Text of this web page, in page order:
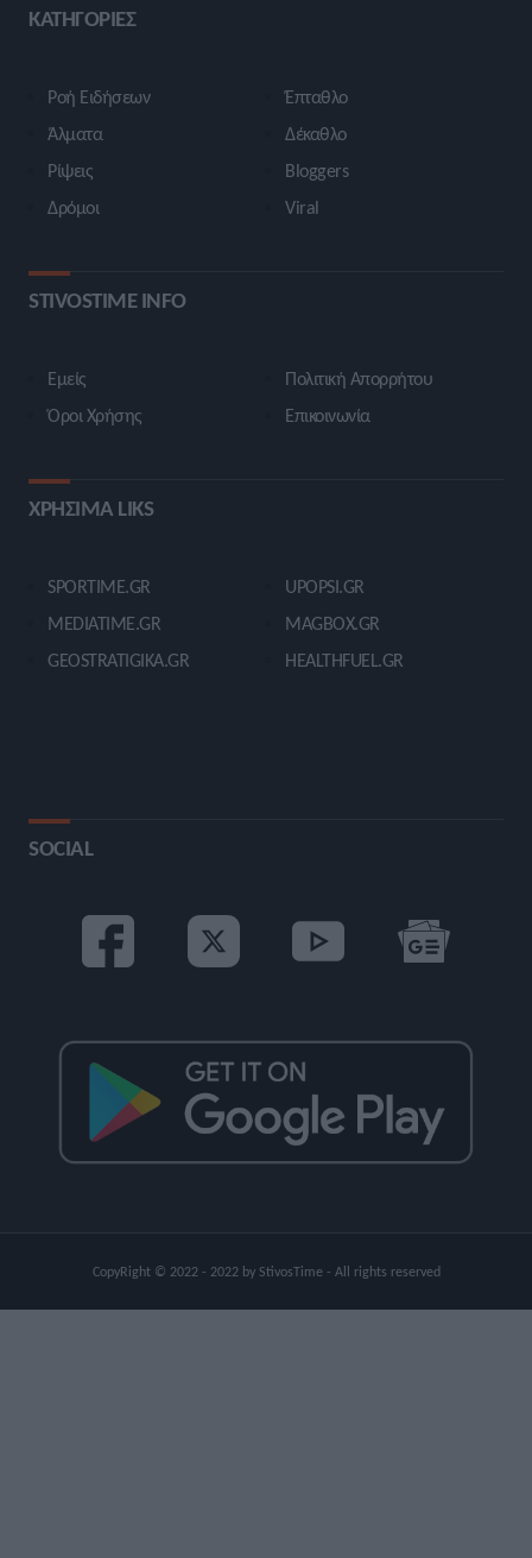
ΚΑΤΗΓΟΡΙΕΣ
Ροή Ειδήσεων
Άλματα
Ρίψεις
Δρόμοι
Έπταθλο
Δέκαθλο
Bloggers
Viral
STIVOSTIME INFO
Εμείς
Όροι Χρήσης
Πολιτική Απορρήτου
Επικοινωνία
ΧΡΗΣΙΜΑ LIKS
SPORTIME.GR
MEDIATIME.GR
GEOSTRATIGIKA.GR
UPOPSI.GR
MAGBOX.GR
HEALTHFUEL.GR
SOCIAL
CopyRight © 2022 - 2022 by StivosTime - All rights reserved